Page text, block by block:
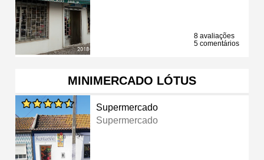
8 avaliações
5 comentários
MINIMERCADO LÓTUS
Supermercado
Supermercado